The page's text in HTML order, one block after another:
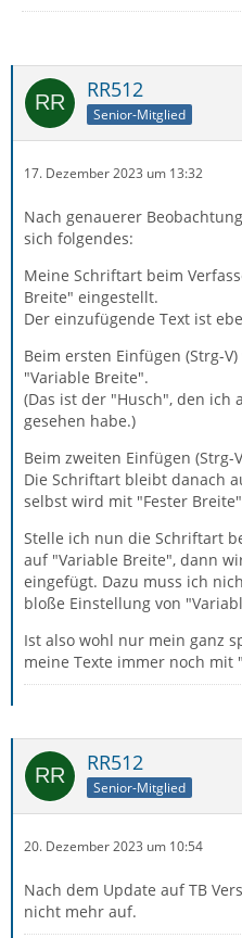
RR512
Senior-Mitglied
17. Dezember 2023 um 13:32
Nach genauerer
sich folgendes:
Meine Schriftart beim
Breite" eingestellt.
Der einzufügende Text ist
Beim ersten Einfügen (Strg-
"Variable Breite".
(Das ist der "Husch", den ich
gesehen habe.)
Beim zweiten Einfügen
Die Schriftart bleibt danach
selbst wird mit "Fester
Stelle ich nun die Schriftart
auf "Variable Breite", dann
eingefügt. Dazu muss ich
bloße Einstellung von
Ist also wohl nur mein ganz
meine Texte immer noch mit
RR512
Senior-Mitglied
20. Dezember 2023 um 10:54
Nach dem Update auf TB
nicht mehr auf.